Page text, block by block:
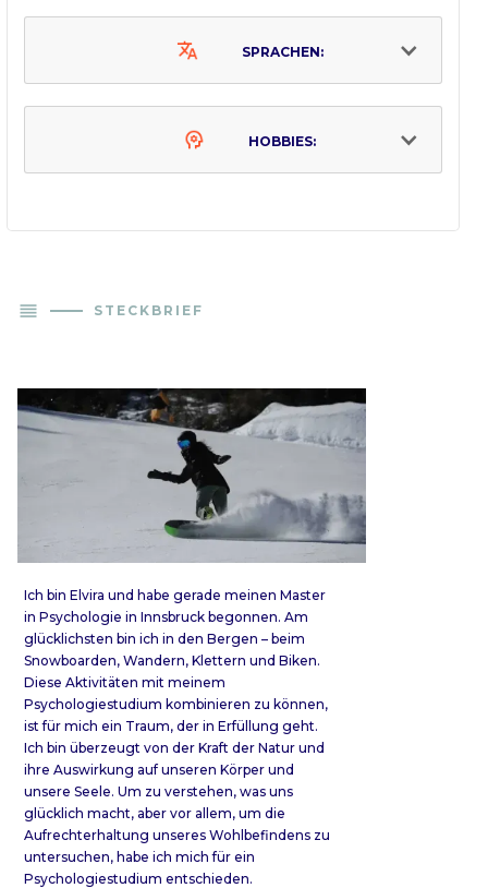
SPRACHEN:
HOBBIES:
reorder STECKBRIEF
Ich bin Elvira und habe gerade meinen Master
in Psychologie in Innsbruck begonnen. Am
glücklichsten bin ich in den Bergen – beim
Snowboarden, Wandern, Klettern und Biken.
Diese Aktivitäten mit meinem
Psychologiestudium kombinieren zu können,
ist für mich ein Traum, der in Erfüllung geht.
Ich bin überzeugt von der Kraft der Natur und
ihre Auswirkung auf unseren Körper und
unsere Seele. Um zu verstehen, was uns
glücklich macht, aber vor allem, um die
Aufrechterhaltung unseres Wohlbefindens zu
untersuchen, habe ich mich für ein
Psychologiestudium entschieden.